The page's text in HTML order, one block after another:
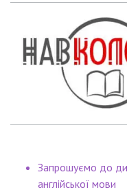
Запрошуємо до
англійської мови